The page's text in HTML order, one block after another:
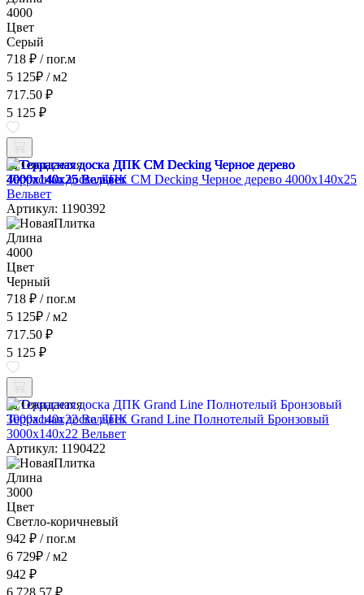
4000
Цвет
Серый
718 ₽ / пог.м
5 125₽ / м2
717.50 ₽
5 125 ₽
Ожидается
Террасная доска ДПК CM Decking Черное дерево 4000x140x25
Вельвет
Артикул: 1190392
Длина
4000
Цвет
Черный
718 ₽ / пог.м
5 125₽ / м2
717.50 ₽
5 125 ₽
Ожидается
Террасная доска ДПК Grand Line Полнотелый Бронзовый
3000x140x22 Вельвет
Артикул: 1190422
Длина
3000
Цвет
Светло-коричневый
942 ₽ / пог.м
6 729₽ / м2
942 ₽